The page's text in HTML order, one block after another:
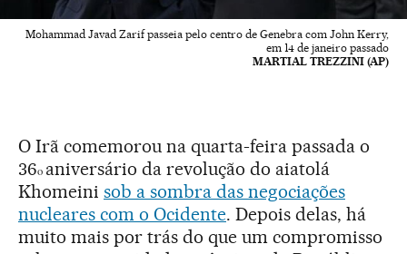
Mohammad Javad Zarif passeia pelo centro de Genebra com John Kerry,
em 14 de janeiro passado
MARTIAL TREZZINI (AP)
O Irã comemorou na quarta-feira passada o
36o aniversário da revolução do aiatolá
Khomeini sob a sombra das negociações
nucleares com o Ocidente. Depois delas, há
muito mais por trás do que um compromisso